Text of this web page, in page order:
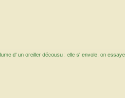
d' un oreiller décousu : elle s' envole, on